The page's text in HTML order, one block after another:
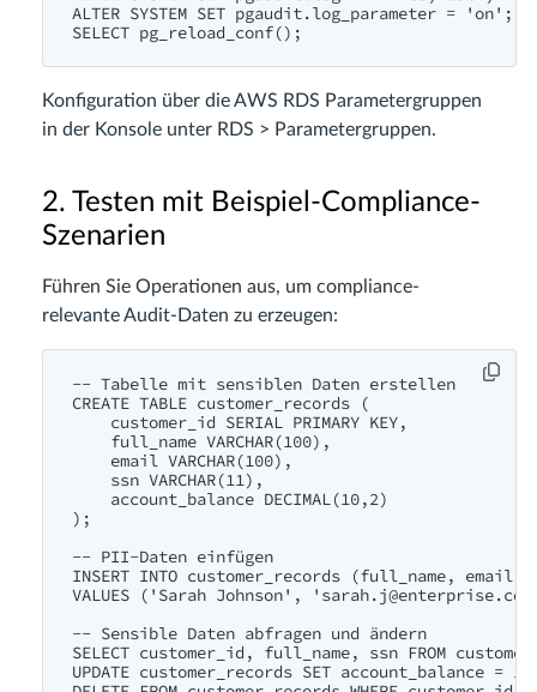
ALTER SYSTEM SET pgaudit.log_parameter = 'on';
Konfiguration über die AWS RDS Parametergruppen
in der Konsole unter RDS > Parametergruppen.
2. Testen mit Beispiel-Compliance-
Szenarien
Führen Sie Operationen aus, um compliance-
relevante Audit-Daten zu erzeugen:
-- Tabelle mit sensiblen Daten erstellen
CREATE TABLE customer_records (
    customer_id SERIAL PRIMARY KEY,
    full_name VARCHAR(100),
    email VARCHAR(100),
    ssn VARCHAR(11),
    account_balance DECIMAL(10,2)
);
-- PII-Daten einfügen
INSERT INTO customer_records (full_name, email,
VALUES ('Sarah Johnson', ' sarah.j@enterprise.com
-- Sensible Daten abfragen und ändern
SELECT customer_id, full_name, ssn FROM
UPDATE customer_records SET account_balance =